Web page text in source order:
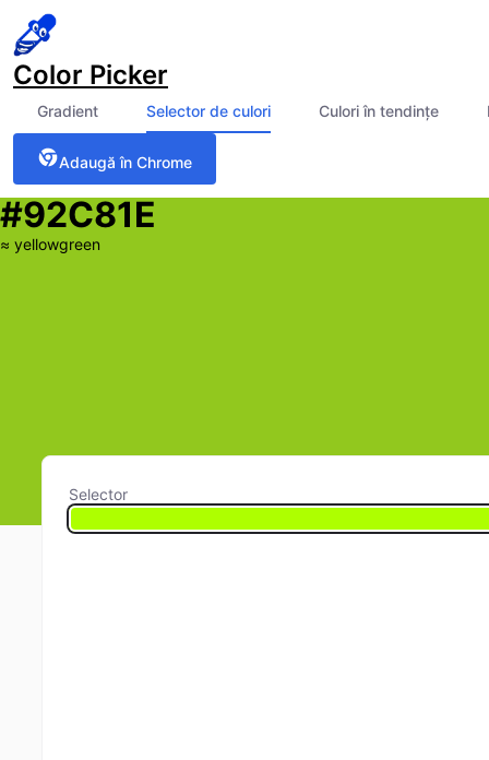
Color Picker
Gradient Selector de culori Culori în tendințe
Adaugă în Chrome
#92C81E
≈ yellowgreen
Selector